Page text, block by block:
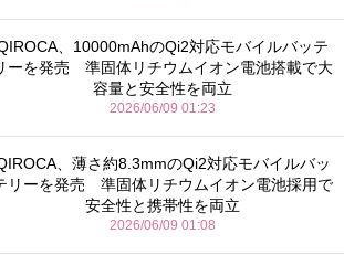
、10000mAhのQi2対応モバイルバッテ
ーを発売 準固体リチウムイオン電池搭載で大
容量と安全性を両立
2026/06/09 01:23
、薄さ約8.3mmのQi2対応モバイルバッ
リーを発売 準固体リチウムイオン電池採用で
安全性と携帯性を両立
2026/06/09 01:08